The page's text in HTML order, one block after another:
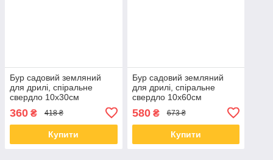
Бур садовий земляний
для дрилі, спіральне
свердло 10x30см
360 ₴ 418 ₴
Купити
Бур садовий земляний
для дрилі, спіральне
свердло 10x60см
580₴ 673 ₴
Купити